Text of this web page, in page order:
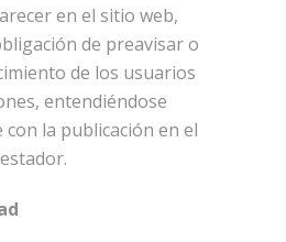
en el sitio web,
de preavisar o
de los usuarios
entendiéndose
la publicación en el